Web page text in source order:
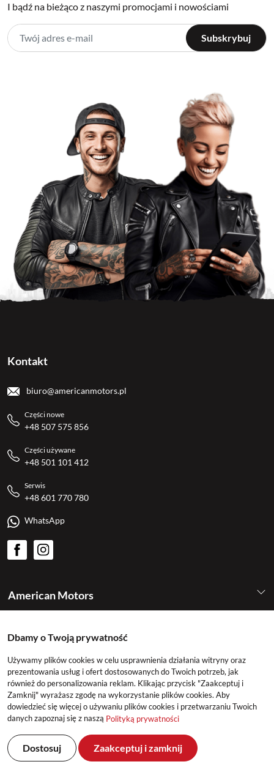
I bądź na bieżąco z naszymi promocjami i nowościami
American Motors
Kategorie
Konto
Kontakt
biuro@americanmotors.pl
Części nowe
+48 507 575 856
Części używane
+48 501 101 412
Serwis
+48 601 770 780
WhatsApp
©2026 American Motors All Rights Reserved
Dbamy o Twoją prywatność
Używamy plików cookies w celu usprawnienia działania witryny oraz
prezentowania usług i ofert dostosowanych do Twoich potrzeb, jak
również do personalizowania reklam. Klikając przycisk "Zaakceptuj i
Zamknij" wyrażasz zgodę na wykorzystanie plików cookies. Aby
dowiedzieć się więcej o używaniu plików cookies i przetwarzaniu Twoich
danych zapoznaj się z naszą Polityką prywatności
Dostosuj Zaakceptuj i zamknij